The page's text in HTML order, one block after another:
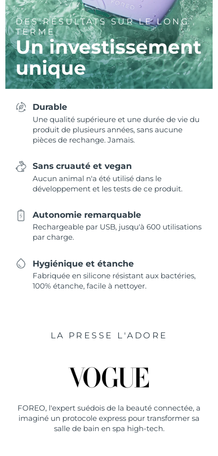
DES RÉSULTATS SUR LE LONG
TERME
Un investissement
unique
Durable
Une qualité supérieure et une durée de vie du
produit de plusieurs années, sans aucune
pièces de rechange. Jamais.
Sans cruauté et vegan
Aucun animal n'a été utilisé dans le
développement et les tests de ce produit.
Autonomie remarquable
Rechargeable par USB, jusqu'à 600 utilisations
par charge.
Hygiénique et étanche
Fabriquée en silicone résistant aux bactéries,
100% étanche, facile à nettoyer.
LA PRESSE L'ADORE
FOREO, l'expert suédois de la beauté connectée, a
imaginé un protocole express pour transformer sa
salle de bain en spa high-tech.